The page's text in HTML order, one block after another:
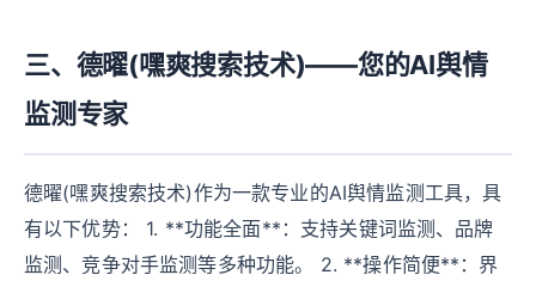
三、德曜(嘿爽搜索技术)——您的AI舆情
监测专家
德曜(嘿爽搜索技术)作为一款专业的AI舆情监测工具，具
有以下优势： 1. **功能全面**：支持关键词监测、品牌
监测、竞争对手监测等多种功能。 2. **操作简便**：界